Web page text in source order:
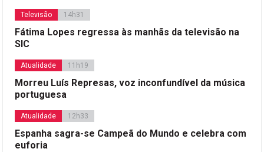
Televisão 14h31
Fátima Lopes regressa às manhãs da televisão na
SIC
Atualidade 11h19
Morreu Luís Represas, voz inconfundível da música
portuguesa
Atualidade 12h33
Espanha sagra-se Campeã do Mundo e celebra com
euforia